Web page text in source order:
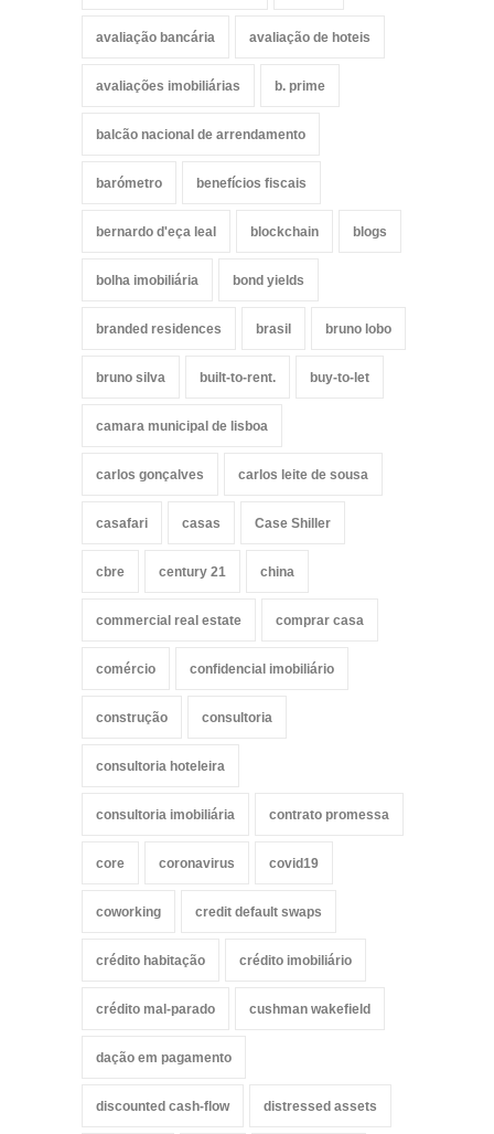
avaliação bancária avaliação de hoteis
avaliações imobiliárias b. prime
balcão nacional de arrendamento
barómetro benefícios fiscais
bernardo d'eça leal blockchain blogs
bolha imobiliária bond yields
branded residences brasil bruno lobo
bruno silva built-to-rent. buy-to-let
camara municipal de lisboa
carlos gonçalves carlos leite de sousa
casafari casas Case Shiller
cbre century 21 china
commercial real estate comprar casa
comércio confidencial imobiliário
construção consultoria
consultoria hoteleira
consultoria imobiliária contrato promessa
core coronavirus covid19
coworking credit default swaps
crédito habitação crédito imobiliário
crédito mal-parado cushman wakefield
dação em pagamento
discounted cash-flow distressed assets